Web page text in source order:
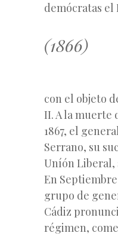
demócratas el
(1866)
con el objeto
II. A la muerte
1867, el
Serrano, su
Uníón Liberal,
En
grupo de
Cádiz
régimen,